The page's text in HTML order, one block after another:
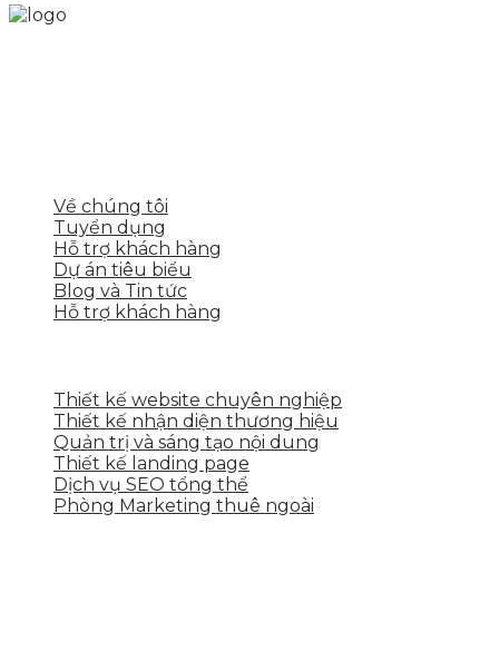
Về chúng tôi
Tuyển dụng
Hỗ trợ khách hàng
Dự án tiêu biểu
Blog và Tin tức
Hỗ trợ khách hàng
Thiết kế website chuyên nghiệp
Thiết kế nhận diện thương hiệu
Quản trị và sáng tạo nội dung
Thiết kế landing page
Dịch vụ SEO tổng thể
Phòng Marketing thuê ngoài